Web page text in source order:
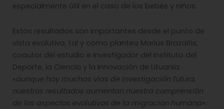
especialmente útil en el caso de los bebés y niños.
Estos resultados son importantes desde el punto de
vista evolutivo, tal y como plantea Marius Brazaitis,
coautor del estudio e investigador del Instituto del
Deporte, la Ciencia y la Innovación de Lituania:
«aunque hay muchas vías de investigación futura,
nuestros resultados aumentan nuestra comprensión
de los aspectos evolutivos de la migración humana».